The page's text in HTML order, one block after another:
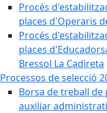
Procés
places d'Operaris
Procés
places
Bressol La Cadireta
Processos de selecció
Borsa de treball de
auxiliar